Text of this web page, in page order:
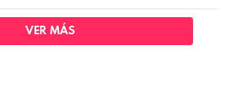
VER MÁS